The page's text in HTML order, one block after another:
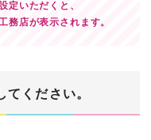
定いただくと、
務店が表示されます。
ください。